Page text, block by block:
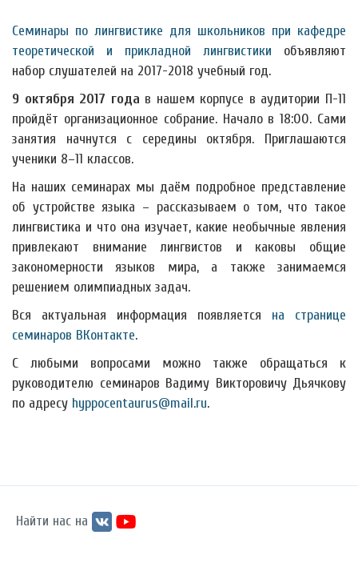
Семинары по лингвистике для школьников при кафедре
теоретической и прикладной лингвистики объявляют
набор слушателей на 2017-2018 учебный год.
9 октября 2017 года в нашем корпусе в аудитории П-11
пройдёт организационное собрание. Начало в 18:00. Сами
занятия начнутся с середины октября. Приглашаются
ученики 8–11 классов.
На наших семинарах мы даём подробное представление
об устройстве языка – рассказываем о том, что такое
лингвистика и что она изучает, какие необычные явления
привлекают внимание лингвистов и каковы общие
закономерности языков мира, а также занимаемся
решением олимпиадных задач.
Вся актуальная информация появляется на странице
семинаров ВКонтакте.
С любыми вопросами можно также обращаться к
руководителю семинаров Вадиму Викторовичу Дьячкову
по адресу hyppocentaurus@mail.ru.
Найти нас на